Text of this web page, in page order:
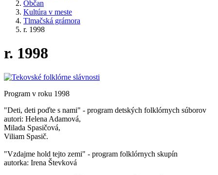
Občan
Kultúra v meste
Tlmačská grámora
r. 1998
r. 1998
Program v roku 1998
"Deti, deti poďte s nami" - program detských folklórnych súborov
autori: Helena Adamová,
Milada Spasičová,
Viliam Spasič.
"Vzdajme hold tejto zemi" - program folklórnych skupín
autorka: Irena Števková